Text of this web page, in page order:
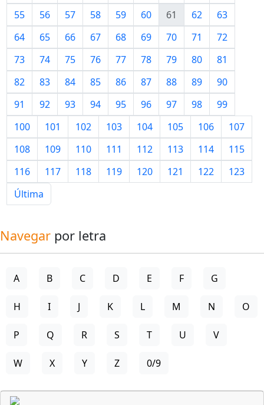
55
56 57 58 59 60 61 62
63
64
65 66 67 68 69 70 71
72
73
74 75 76 77 78 79 80
81
82
83 84 85 86 87 88 89
90
91
92 93 94 95 96 97 98
99
100
101 102 103 104 105 106
107
108
109 110 111 112 113 114
115
116
117 118 119 120 121 122
123
Última
Navegar por letra
A B C D E F G
H I J K L M N O
P Q R S T U V
W X Y Z 0/9